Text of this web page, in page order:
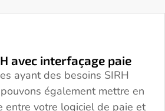
avec interfaçage paie
ayant des besoins SIRH
également mettre en
entre votre logiciel de paie et